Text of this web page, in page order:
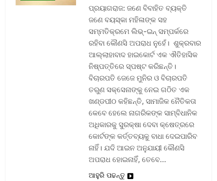
ପ୍ରୟାଗରାଜ: ଜଣେ ବିବାହିତ ବ୍ୟକ୍ତି
ଜଣେ ବୟସ୍କା ମହିଳାଙ୍କ ସହ
ସମ୍ମତିକ୍ରମେ ଲିଭ୍-ଇନ୍ ସମ୍ପର୍କରେ
ରହିବା କୌଣସି ଅପରାଧ ନୁହେଁ। ଶୁକ୍ରବାର
ଆଲ୍ଲାହାବାଦ ହାଇକୋର୍ଟ ଏକ ଐତିହାସିକ
ନିଷ୍ପତ୍ତିରେ ସ୍ପଷ୍ଟ କରିଛନ୍ତି।
ବିଚାରପତି ଜେଜେ ମୁନିର ଓ ବିଚାରପତି
ତରୁଣ ସକ୍‌ସେନାଙ୍କୁ ନେଇ ଗଠିତ ଏକ
ଖଣ୍ଡପୀଠ କହିଛନ୍ତି, ସାମାଜିକ ନୈତିକତା
କେବେ ହେଲେ ନାଗରିକଙ୍କ ସାମ୍ବିଧାନିକ
ଅଧିକାରକୁ ସୁରକ୍ଷା ଦେବା କ୍ଷେତ୍ରରେ
କୋର୍ଟଙ୍କ କର୍ତ୍ତବ୍ୟକୁ ବାଧା ଦେଇପାରିବ
ନାହିଁ। ଯଦି ଆଇନ ଅନୁଯାୟୀ କୌଣସି
ଅପରାଧ ହୋଇନାହିଁ, ତେବେ…
ଆହୁରି ପଢନ୍ତୁ